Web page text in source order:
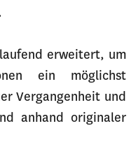
erweitert, um
ein möglichst
Vergangenheit und
anhand originaler